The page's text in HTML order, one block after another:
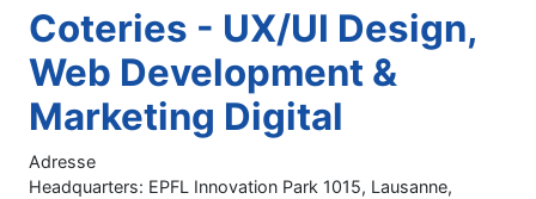
Coteries - UX/UI Design,
Web Development &
Marketing Digital
Adresse
Headquarters: EPFL Innovation Park 1015, Lausanne,